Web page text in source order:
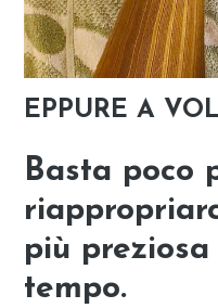
EPPURE A
Basta poco
più
tempo.